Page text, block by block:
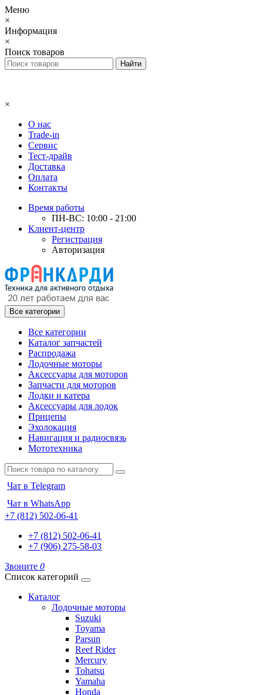
Меню
×
Информация
×
Поиск товаров
×
О нас
Trade-in
Сервис
Тест-драйв
Доставка
Оплата
Контакты
Время работы
ПН-ВС: 10:00 - 21:00
Клиент-центр
Регистрация
Авторизация
Все категории
Все категории
Каталог запчастей
Распродажа
Лодочные моторы
Аксессуары для моторов
Запчасти для моторов
Лодки и катера
Аксессуары для лодок
Прицепы
Эхолокация
Навигация и радиосвязь
Мототехника
Чат в Telegram
Чат в WhatsApp
+7 (812) 502-06-41
+7 (812) 502-06-41
+7 (906) 275-58-03
Звоните 0
Список категорий
Каталог
Лодочные моторы
Suzuki
Toyama
Parsun
Reef Rider
Mercury
Tohatsu
Yamaha
Honda